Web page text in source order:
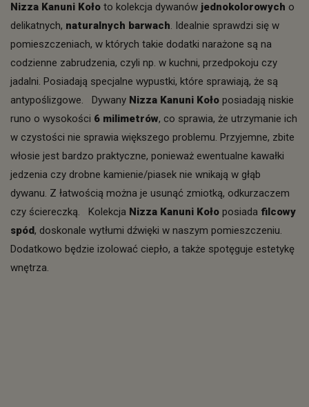
Nizza Kanuni Koło to kolekcja dywanów jednokolorowych o
delikatnych, naturalnych barwach. Idealnie sprawdzi się w
pomieszczeniach, w których takie dodatki narażone są na
codzienne zabrudzenia, czyli np. w kuchni, przedpokoju czy
jadalni. Posiadają specjalne wypustki, które sprawiają, że są
antypoślizgowe. Dywany Nizza Kanuni Koło posiadają niskie
runo o wysokości 6 milimetrów, co sprawia, że utrzymanie ich
w czystości nie sprawia większego problemu. Przyjemne, zbite
włosie jest bardzo praktyczne, ponieważ ewentualne kawałki
jedzenia czy drobne kamienie/piasek nie wnikają w głąb
dywanu. Z łatwością można je usunąć zmiotką, odkurzaczem
czy ściereczką. Kolekcja Nizza Kanuni Koło posiada filcowy
spód, doskonale wytłumi dźwięki w naszym pomieszczeniu.
Dodatkowo będzie izolować ciepło, a także spotęguje estetykę
wnętrza.